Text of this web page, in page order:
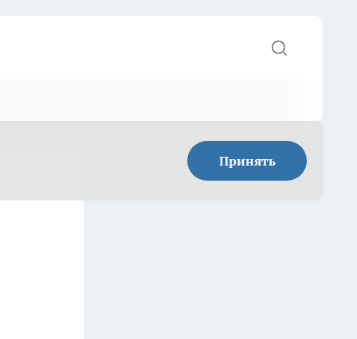
Принять